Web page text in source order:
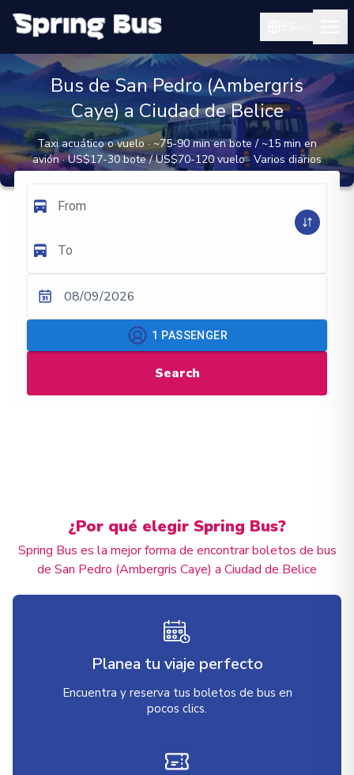
Bus de San Pedro (Ambergris
Caye) a Ciudad de Belice
Taxi acuático o vuelo · ~75-90 min en bote / ~15 min en
avión · US$17-30 bote / US$70-120 vuelo · Varios diarios
From
To
08/09/2026
1 PASSENGER
Search
¿Por qué elegir Spring Bus?
Spring Bus es la mejor forma de encontrar boletos de bus
de San Pedro (Ambergris Caye) a Ciudad de Belice
Planea tu viaje perfecto
Encuentra y reserva tus boletos de bus en
pocos clics.